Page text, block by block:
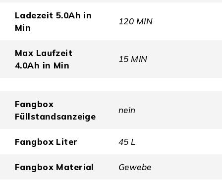
Ladezeit 5.0Ah in
Min
120 MIN
Max Laufzeit
4.0Ah in Min
15 MIN
Fangbox
Füllstandsanzeige
nein
Fangbox Liter 45 L
Fangbox Material Gewebe